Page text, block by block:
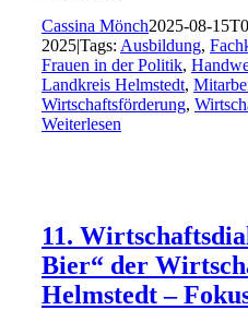
Cassina Mönch2025-08-
2025|Tags: Ausbildung,
Frauen in der Politik,
Landkreis Helmstedt,
Wirtschaftsförderung,
Weiterlesen
11.
Bier“ der
Helmstedt –